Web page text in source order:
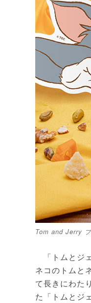
Tom and Jerry
「トムとジ
ネコのトムと
て長きにわた
た「トムとジ